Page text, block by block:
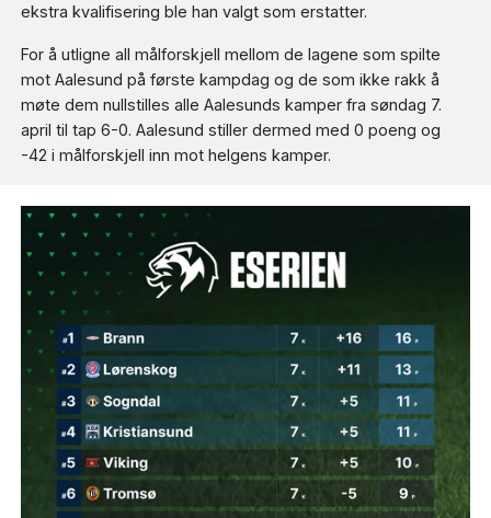
ekstra kvalifisering ble han valgt som erstatter.
For å utligne all målforskjell mellom de lagene som spilte
mot Aalesund på første kampdag og de som ikke rakk å
møte dem nullstilles alle Aalesunds kamper fra søndag 7.
april til tap 6-0. Aalesund stiller dermed med 0 poeng og
-42 i målforskjell inn mot helgens kamper.